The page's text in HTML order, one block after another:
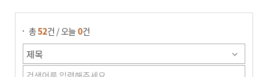
총52 건 / 오늘0건